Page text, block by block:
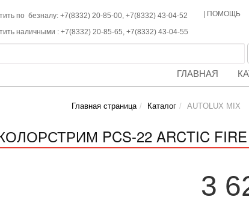
по безналу: +7(8332) 20-85-00, +7(8332) 43-04-52
наличными : +7(8332) 20-85-65, +7(8332) 43-04-55
ПОМОЩЬ
ГЛАВНАЯ
Главная страница Каталог AUTOLUX MIX
PCS-22 ARCTIC FIRE
3